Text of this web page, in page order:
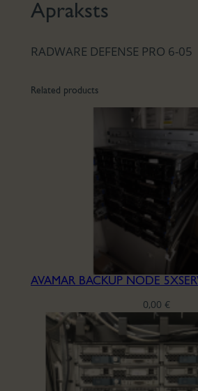
Apraksts
RADWARE DEFENSE PRO 6-05
Related products
0,00 €